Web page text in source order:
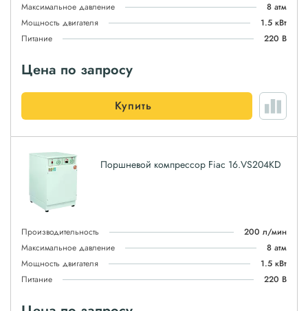
Максимальное давление
8 атм
Мощность двигателя
1.5 кВт
Питание
220 В
Цена по запросу
Купить
Поршневой компрессор Fiac 16.VS204KD
Производительность
200 л/мин
Максимальное давление
8 атм
Мощность двигателя
1.5 кВт
Питание
220 В